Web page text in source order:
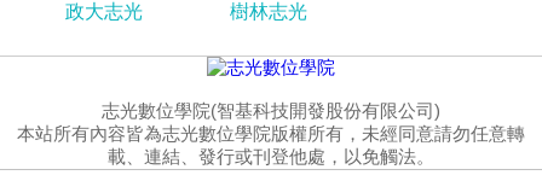
政大志光
樹林志光
志光數位學院(智基科技開發股份有限公司)
本站所有內容皆為志光數位學院版權所有，未經同意請勿任意轉
載、連結、發行或刊登他處，以免觸法。